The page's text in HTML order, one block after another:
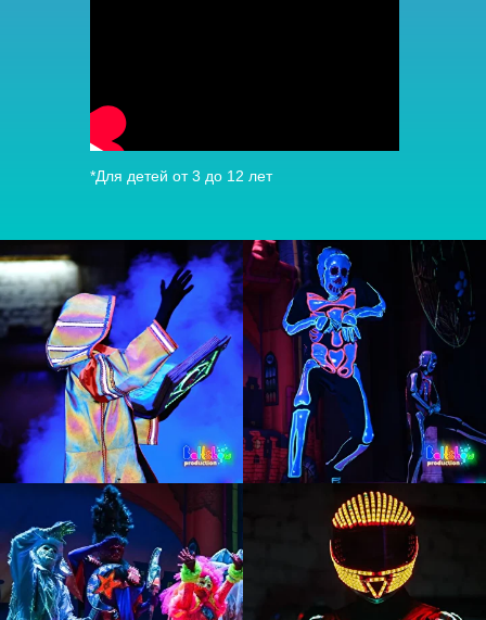
*Для детей от 3 до 12 лет